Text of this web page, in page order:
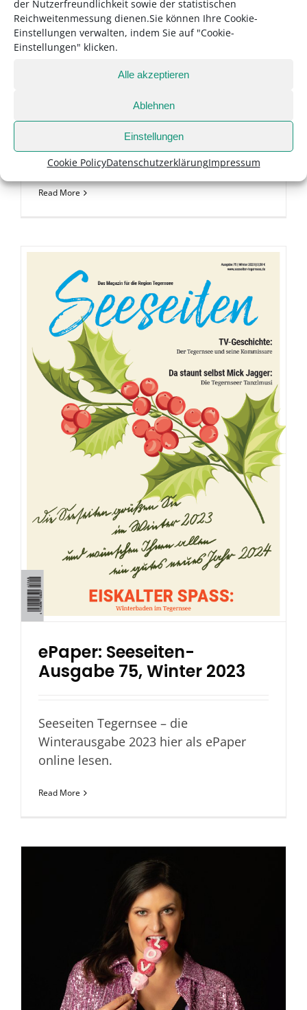
der Nutzerfreundlichkeit sowie der statistischen
Reichweitenmessung dienen.Sie können Ihre Cookie-
Einstellungen verwalten, indem Sie auf "Cookie-
Einstellungen" klicken.
Alle akzeptieren
Ablehnen
Einstellungen
Cookie PolicyDatenschutzerklärungImpressum
ePaper: Seeseiten-
Ausgabe 76, Frühling 2024
Seeseiten Tegernsee – die
Frühlingsausgabe 2024 hier als ePaper
online lesen.
Read More
ePaper: Seeseiten-
Ausgabe 75, Winter 2023
Seeseiten Tegernsee – die
Winterausgabe 2023 hier als ePaper
online lesen.
Read More